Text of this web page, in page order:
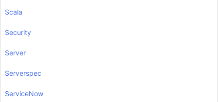
Scala
Security
Server
Serverspec
ServiceNow